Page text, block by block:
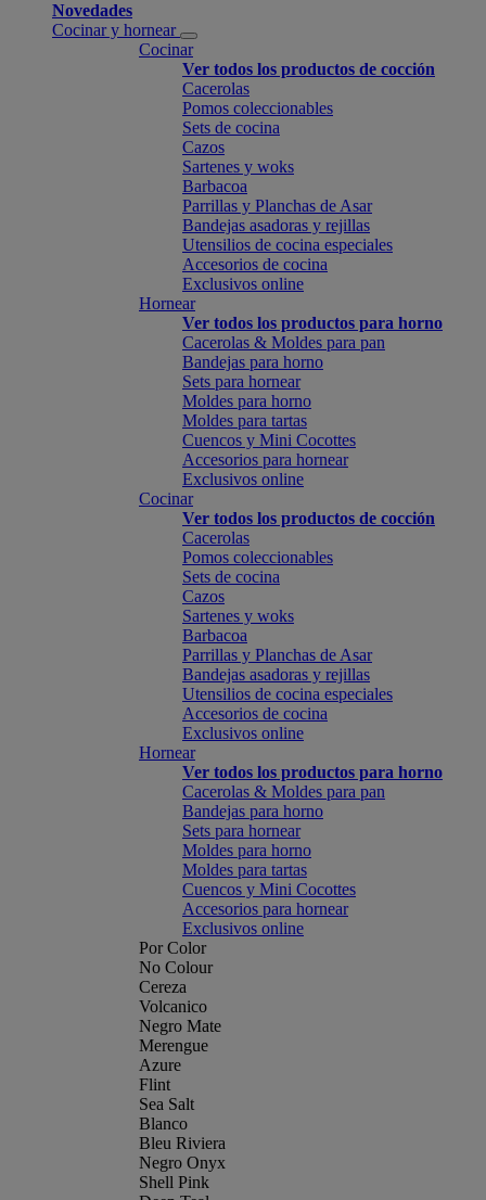
Novedades
Cocinar y hornear
Cocinar
Ver todos los productos de cocción
Cacerolas
Pomos coleccionables
Sets de cocina
Cazos
Sartenes y woks
Barbacoa
Parrillas y Planchas de Asar
Bandejas asadoras y rejillas
Utensilios de cocina especiales
Accesorios de cocina
Exclusivos online
Hornear
Ver todos los productos para horno
Cacerolas & Moldes para pan
Bandejas para horno
Sets para hornear
Moldes para horno
Moldes para tartas
Cuencos y Mini Cocottes
Accesorios para hornear
Exclusivos online
Cocinar
Ver todos los productos de cocción
Cacerolas
Pomos coleccionables
Sets de cocina
Cazos
Sartenes y woks
Barbacoa
Parrillas y Planchas de Asar
Bandejas asadoras y rejillas
Utensilios de cocina especiales
Accesorios de cocina
Exclusivos online
Hornear
Ver todos los productos para horno
Cacerolas & Moldes para pan
Bandejas para horno
Sets para hornear
Moldes para horno
Moldes para tartas
Cuencos y Mini Cocottes
Accesorios para hornear
Exclusivos online
Por Color
No Colour
Cereza
Volcanico
Negro Mate
Merengue
Azure
Flint
Sea Salt
Blanco
Bleu Riviera
Negro Onyx
Shell Pink